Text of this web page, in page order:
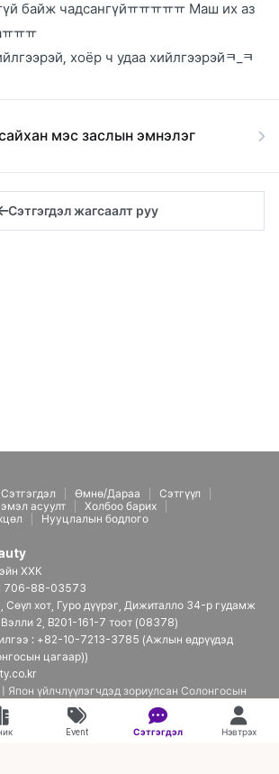
байж чадсангүйㅠㅠㅠㅠㅠ Маш их аз
ㅠㅠ
хоёр ч удаа хийлгээрэйㅋ_ㅋ
мэс заслын эмнэлэг
Сэтгэгдэл жагсаалт руу
Сэтгэгдэл Өмнө/Дараа
Сэтгүүл
асуулт
Холбоо барих
Нууцлалын бодлого
ХХК
706-88-03573
Сөүл хот, Гуро дүүрэг, Дижиталло 34-р гудамж
2, B201-161-7 тоот (08378)
: +82-10-7213-3785 (Ажлын өдрүүдэд
цагаар))
| Япон үйлчлүүлэгчдэд зориулсан Солонгосын
платформ
Event Сэтгэгдэл Нэвтрэх